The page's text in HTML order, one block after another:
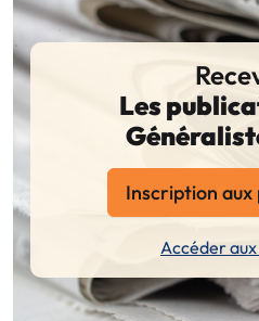
Les
Inscription aux
Accéder